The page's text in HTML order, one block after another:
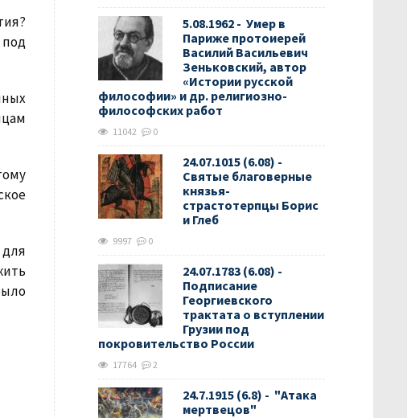
5.08.1962 - Умер в
Париже протоиерей
Василий Васильевич
Зеньковский, автор
«Истории русской
философии» и др. религиозно-
философских работ
11042 0
24.07.1015 (6.08) -
Святые благоверные
князья-
страстотерпцы Борис
и Глеб
9997 0
24.07.1783 (6.08) -
Подписание
Георгиевского
трактата о вступлении
Грузии под
покровительство России
17764 2
24.7.1915 (6.8) - "Атака
мертвецов"